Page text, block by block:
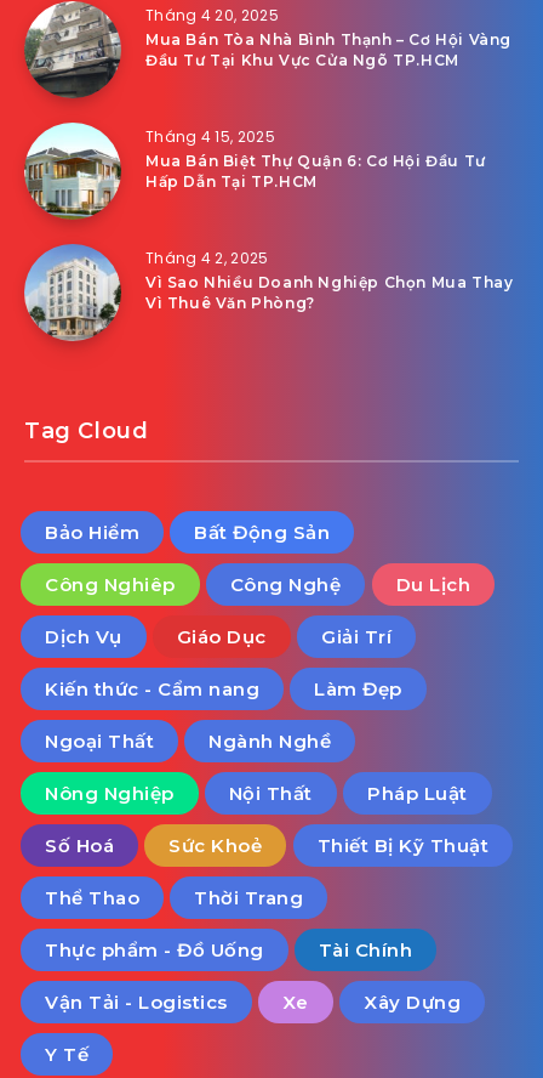
Tháng 4 20, 2025
Mua Bán Tòa Nhà Bình Thạnh – Cơ Hội Vàng
Đầu Tư Tại Khu Vực Cửa Ngõ TP.HCM
Tháng 4 15, 2025
Mua Bán Biệt Thự Quận 6: Cơ Hội Đầu Tư
Hấp Dẫn Tại TP.HCM
Tháng 4 2, 2025
Vì Sao Nhiều Doanh Nghiệp Chọn Mua Thay
Vì Thuê Văn Phòng?
Tag Cloud
Bảo Hiểm Bất Động Sản
Công Nghiêp Công Nghệ Du Lịch
Dịch Vụ Giáo Dục Giải Trí
Kiến thức - Cẩm nang Làm Đẹp
Ngoại Thất Ngành Nghề
Nông Nghiệp Nội Thất Pháp Luật
Số Hoá Sức Khoẻ Thiết Bị Kỹ Thuật
Thể Thao Thời Trang
Thực phẩm - Đồ Uống Tài Chính
Vận Tải - Logistics Xe Xây Dựng
Y Tế